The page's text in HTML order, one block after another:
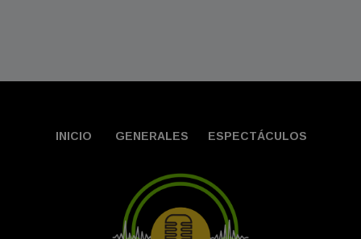
INICIO GENERALES ESPECTÁCULOS